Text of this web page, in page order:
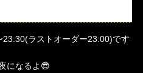
ラストオーダー23:00)です
になるよ😎